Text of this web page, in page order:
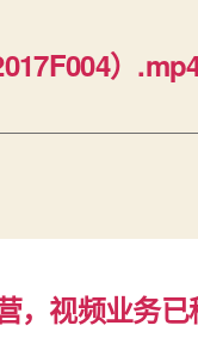
）
视频业务已